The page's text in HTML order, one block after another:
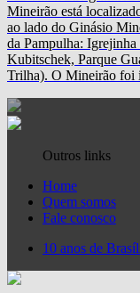
Mineirão está
ao lado do Ginásio
da Pampulha:
Kubitschek, Parque
Trilha). O Mineirão
Outros links
Home
Quem somos
Fale conosco
10 anos de